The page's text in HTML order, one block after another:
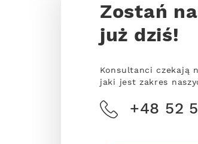
Zostań
już dziś!
Konsultanci czekają
jaki jest zakres
+48 52